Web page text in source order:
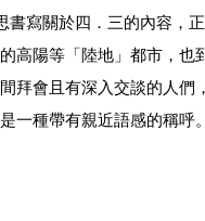
文在寅總統：「四．三
穩步前進的歷史，不能停
寫關於四．三的內容，
高陽等「陸地」都市，也
拜會且有深入交談的人
一種帶有親近語感的稱呼。